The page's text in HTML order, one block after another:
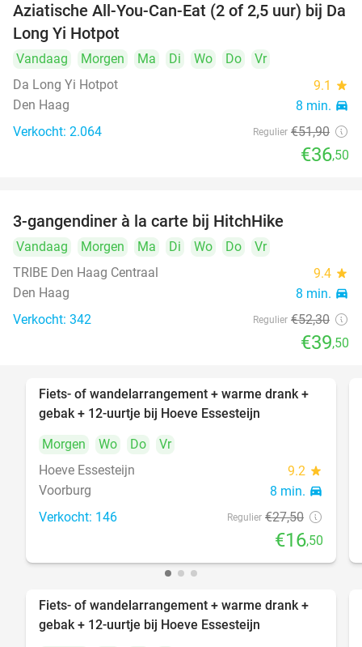
30%
Aziatische All-You-Can-Eat (2 of 2,5 uur) bij Da
Long Yi Hotpot
Vandaag Morgen Ma Di Wo Do
Vr
Da Long Yi Hotpot
9.1 star
Den Haag 8 min. directions_car
Verkocht: 2.064 Regulier €51,90
€36,50
3-gangendiner à la carte bij HitchHike
Vandaag Morgen Ma Di Wo Do
Vr
TRIBE Den Haag Centraal
9.4 star
Den Haag 8 min. directions_car
Verkocht: 342 Regulier €52,30
€39,50
40%
Fiets- of wandelarrangement + warme drank +
gebak + 12-uurtje bij Hoeve Essesteijn
Morgen
Wo Do
Vr
Hoeve Essesteijn
9.2 star
Voorburg 8 min. directions_car
Verkocht: 146 Regulier €27,50
€16,50
40%
Fiets- of wandelarrangement + warme drank +
gebak + 12-uurtje bij Hoeve Essesteijn